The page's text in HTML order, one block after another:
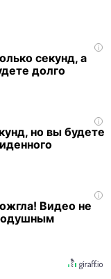
i
секунд, а
долго
i
но вы будете
i
Видео не